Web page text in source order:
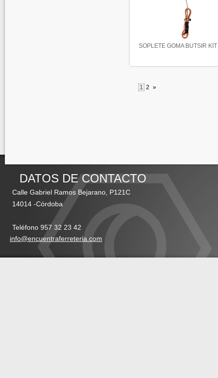
SOPLETE GOMA BUTSIR
1 2 »
DATOS DE CONTACTO
Calle Gabriel Ramos Bejarano, P121C
14014 -Córdoba
Teléfono 957 32 23 42
info@encuentraferreteria.com